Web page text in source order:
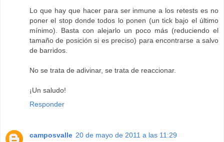
Lo que hay que hacer para ser inmune a los retests es no
poner el stop donde todos lo ponen (un tick bajo el último
mínimo). Basta con alejarlo un poco más (reduciendo el
tamaño de posición si es preciso) para encontrarse a salvo
de barridos.
No se trata de adivinar, se trata de reaccionar.
¡Un saludo!
Responder
camposvalle 20 de mayo de 2011 a las 11:29